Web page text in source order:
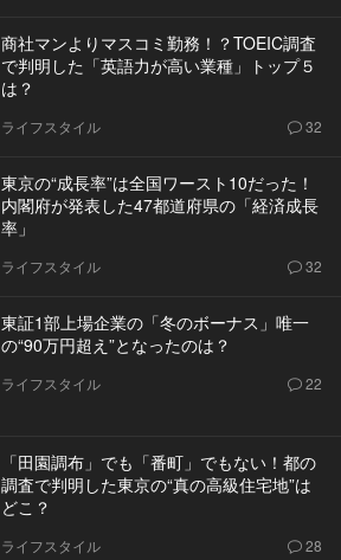
商社マンよりマスコミ勤務！？TOEIC調査
で判明した「英語力が高い業種」トップ５
は？
ライフスタイル 32
東京の“成長率”は全国ワースト10だった！
内閣府が発表した47都道府県の「経済成長
率」
ライフスタイル 32
東証1部上場企業の「冬のボーナス」唯一
の“90万円超え”となったのは？
ライフスタイル 22
「田園調布」でも「番町」でもない！都の
調査で判明した東京の“真の高級住宅地”は
どこ？
ライフスタイル 28